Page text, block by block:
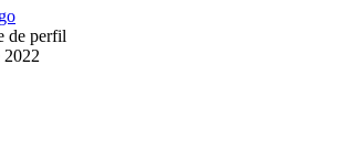
de perfil
2022